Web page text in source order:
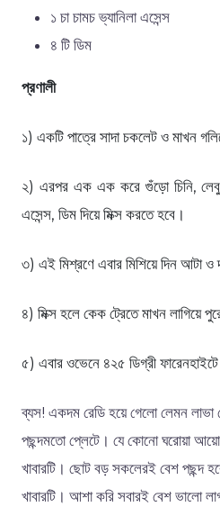
১ চা চামচ ভ্যানিলা এসেন্স
৪ টি ডিম
প্রণালী
১) একটি পাত্রে সাদা চকলেট ও মাখন
২) এরপর এক এক করে গুঁড়ো চিনি,
এসেন্স, ডিম দিয়ে মিক্স করতে হবে।
৩) এই মিশ্রণে এবার মিশিয়ে দিন আটা ও
৪) মিক্স হলে কেক ট্রেতে মাখন লাগিয়ে
৫) এবার ওভেনে ৪২৫ ডিগ্রী ফারেনহাইটে
ব্যস! একদম রেডি হয়ে গেলো লেমন
পছন্দমতো প্লেটে। যে কোনো ঘরোয়া
খাবারটি। ছোট বড় সকলেরই বেশ পছন্দ
খাবারটি। আশা করি সবারই বেশ ভালো